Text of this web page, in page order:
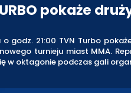
pokaże
o godz. 21:00 TVN Turbo
turnieju miast MMA.
w oktagonie podczas gali